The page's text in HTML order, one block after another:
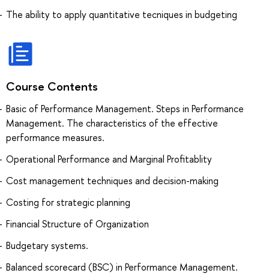
The ability to apply quantitative tecniques in budgeting
Course Contents
Basic of Performance Management. Steps in Performance
Management. The characteristics of the effective
performance measures.
Operational Performance and Marginal Profitablity
Cost management techniques and decision-making
Costing for strategic planning
Financial Structure of Organization
Budgetary systems.
Balanced scorecard (BSC) in Performance Management.